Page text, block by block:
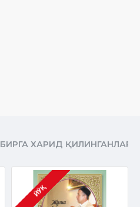
БИРГА ХАРИД ҚИЛИНГАНЛАР
ЙЎҚ